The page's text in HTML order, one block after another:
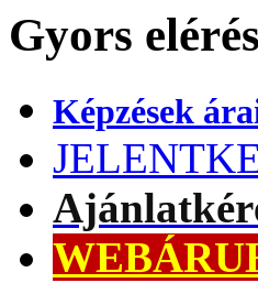
Gyors
Képzések